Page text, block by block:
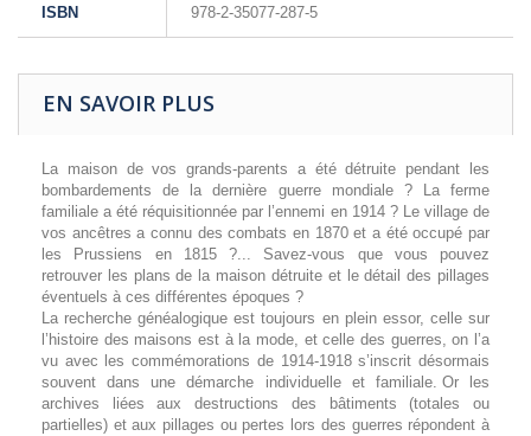
ISBN 978-2-35077-287-5
EN SAVOIR PLUS
La maison de vos grands-parents a été détruite pendant les
bombardements de la dernière guerre mondiale ? La ferme
familiale a été réquisitionnée par l’ennemi en 1914 ? Le village de
vos ancêtres a connu des combats en 1870 et a été occupé par
les Prussiens en 1815 ?... Savez-vous que vous pouvez
retrouver les plans de la maison détruite et le détail des pillages
éventuels à ces différentes époques ?
La recherche généalogique est toujours en plein essor, celle sur
l’histoire des maisons est à la mode, et celle des guerres, on l’a
vu avec les commémorations de 1914-1918 s’inscrit désormais
souvent dans une démarche individuelle et familiale. Or les
archives liées aux destructions des bâtiments (totales ou
partielles) et aux pillages ou pertes lors des guerres répondent à